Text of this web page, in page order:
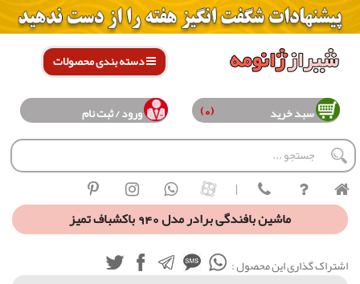
دسته بندی محصولات
سبد خرید (0) ورود / ثبت نام
|
ماشین بافندگی برادر مدل 940 باکشباف تميز
اشتراک گذاری این محصول :